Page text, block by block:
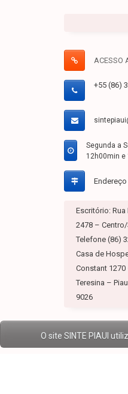
ACESSO
+55 (86)
Segunda a
12h00min e
Escritório: Rua
2478 – Centro/
Telefone (86)
Casa de
Constant
Teresina –
9026
O site SINTE PIAUI